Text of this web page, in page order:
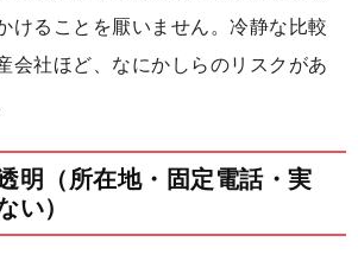
けることを厭いません。冷静な比較
会社ほど、なにかしらのリスクがあ
明（所在地・固定電話・実
い）